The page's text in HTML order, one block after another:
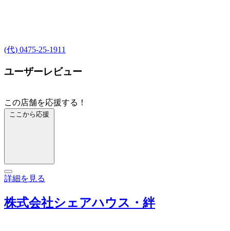
(代) 0475-25-1911
ユーザーレビュー
この店舗を応援する！
ここから応援
詳細を見る
株式会社シェアハウス・絆